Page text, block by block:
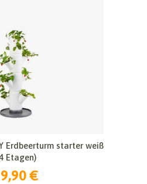
Erdbeerturm starter weiß
Etagen)
€